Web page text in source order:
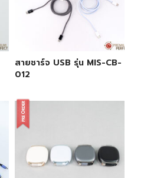
สายชาร์จ USB รุ่น MIS-CB-
012